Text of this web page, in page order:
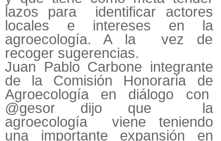
lazos para identificar actores
locales e intereses en la
agroecología. A la vez de
recoger sugerencias.
Juan Pablo Carbone integrante
de la Comisión Honoraria de
Agroecología en diálogo con
@gesor dijo que la
agroecología viene teniendo
una importante expansión en